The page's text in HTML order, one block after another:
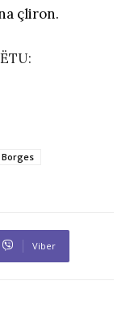
çliron.
Borges
Viber